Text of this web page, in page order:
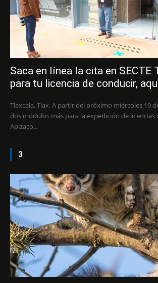
Saca en línea la cita en SECTE
para tu licencia de conducir,
Tlaxcala, Tlax. A partir del próximo miércoles 19
dos módulos más para la expedición de licencias
Apizaco...
3